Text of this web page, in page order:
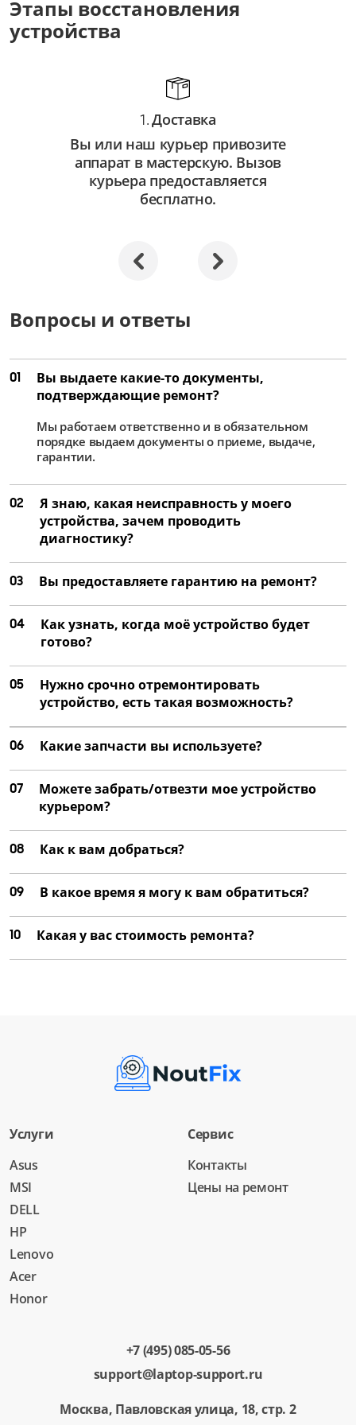
от 3 500 ₽
Восстановление системы
Этапы восстановления
устройства
1.Доставка
Вы или наш курьер привозите
аппарат в мастерскую. Вызов
курьера предоставляется
бесплатно.
Вопросы и ответы
01
Вы выдаете какие-то документы,
подтверждающие ремонт?
Мы работаем ответственно и в обязательном
порядке выдаем документы о приеме, выдаче,
гарантии.
02
Я знаю, какая неисправность у моего
устройства, зачем проводить
диагностику?
03 Вы предоставляете гарантию на ремонт?
04
Как узнать, когда моё устройство будет
готово?
05
Нужно срочно отремонтировать
устройство, есть такая возможность?
06 Какие запчасти вы используете?
07
Можете забрать/отвезти мое устройство
курьером?
08 Как к вам добраться?
09 В какое время я могу к вам обратиться?
10 Какая у вас стоимость ремонта?
Услуги
Asus
MSI
DELL
HP
Lenovo
Acer
Honor
Сервис
Контакты
Цены на ремонт
+7 (495) 085-05-56
support@laptop-support.ru
Москва, Павловская улица, 18, стр. 2